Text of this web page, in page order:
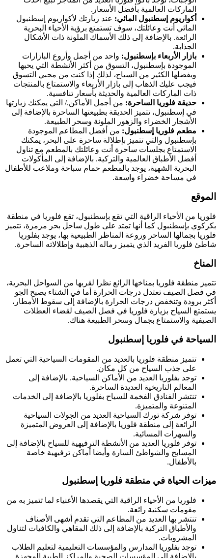
الماركات العالمية بأفضل الأسعار.
أكواريوم إسطنبول المائي: عند زيارتك لأكواريوم إسطنبول
المائي أنت وعائلتك، سوف تستمتع برؤية الأحياء البحرية
الرائعة. بالإضافة إلى ذلك الأسماك الملونة ذات الأشكال
الجذابة.
بازار الأربعاء بإسطنبول: واحد من أجمل وأروع البازارات
الموجودة بإسطنبول، التسوق من أكثر الأنشطة التي يحبها
ويفضلها الكثير من السياح، لذلك إذا كنت من محبي التسوق
فيجب عليك الذهاب إلى بازار الأربعاء والاستمتاع بالمنتجات
ذات الماركات العالمية والحديثة بأسعار تنافسية.
حديقة فلوريا الساحرة: من أجمل الأماكن./ التي يمكنك زيارتها
في إسطنبول، تتميز الحديقة بطبيعتها الساحرة بالإضافة إلى
الأشجار الخضراء والزهور الملونة وسحر الطبيعة.
مطعم فلوريا إسطنبول: من أفضل المطاعم الموجودة
بإسطنبول والتي تتميز بإطلالة ساحرة على البحر، يمكنك
الاستمتاع بجلسات ساحرة أنت وعائلتك بالمطعم مع تناول
أفضل الأطباق العالمية والتركية. بالإضافة إلى المأكولات
البحرية الشهية، يوجد بالمطعم حمام سباحة وملاعب للأطفال
في مساحة خضراء واسعة.
الموقع
فلوريا من الأحياء الراقية التي تقع بإسطنبول، تقع فلوريا في منطقة
بكركوي بإسطنبول كما أنها تمتد على طول ساحل بحر مرمرة، تتميز
فلوريا بجمالها الساحر وروعة المناظر الطبيعية بها، يوجد بفلوريا
شاطئ فلوريا الفريد الذي يتميز رماله الذهبية وإطلالاته الساحرة.
المناخ
تتميز منطقة فلوريا بمناخها الرائع نظرا لقربها من السواحل البحرية،
في فصل الصيف تعتدل درجات الحرارة أما في الشتاء يصبح الجو
أكثر برودة وتنخفض درجات الحرارة بالإضافة إلى سقوط الأمطار،
يستمتع السياح بزيارة فلوريا في فصل الصيف لقضاء العطلات
الصيفية والاستمتاع بجمال وسحر الطبيعة هناك.
السياحة في فلوريا إسطنبول
تتميز منطقة فلوريا بالعديد من المقومات السياحية التي تعمل
على جذب السياح من كل مكان.
توجد بفلوريا العديد من الأماكن السياحية. بالإضافة إلى
المعالم التاريخية العديدة الساحرة.
تنتشر الفنادق الفخمة للسياح بفلوريا بالإضافة إلى الخدمات
المتنوعة والمتميزة.
توفر شركة تورك السياحية العديد من الجولات السياحية
الرائعة إلى منطقة فلوريا بالإضافة إلى العروض المتميزة
والسهرات المسائية.
توفر فلوريا العديد من الأنشطة الترفيهية للسياح بالإضافة إلى
المسابح والشواطئ السارة وأيضا أماكن ترفيهية خاصة
بالأطفال.
ميزات الحياة في منطقة فلوريا إسطنبول
فلوريا من الأحياء الراقية التي يقصدها الأغنياء لما تتميز به من
مقومات سكنية رائعة.
تنتشر بها العديد من المطاعم التي تقدم أشهى الأصناف
والأطباق التركية بالإضافة إلى ذلك المقاهي والكافيات لتناول
المشروبات.
توجد بفلوريا المدارس والمؤسسات التعليمية لتعليم الطلاب